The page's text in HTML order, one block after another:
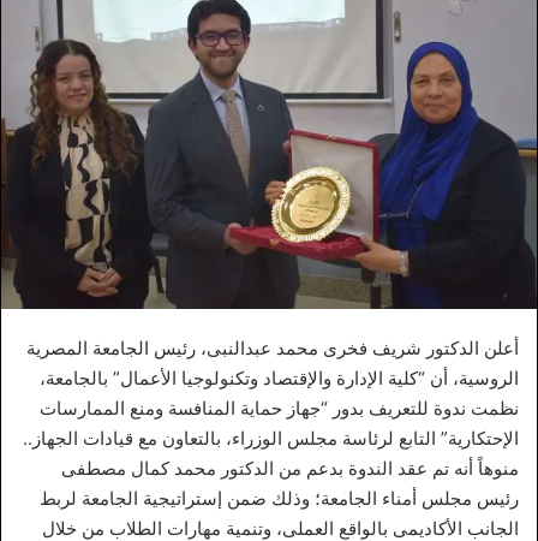
أعلن الدكتور شريف فخرى محمد عبدالنبى، رئيس الجامعة المصرية
الروسية، أن “كلية الإدارة والإقتصاد وتكنولوجيا الأعمال” بالجامعة،
نظمت ندوة للتعريف بدور “جهاز حماية المنافسة ومنع الممارسات
الإحتكارية” التابع لرئاسة مجلس الوزراء، بالتعاون مع قيادات الجهاز..
منوهاً أنه تم عقد الندوة بدعم من الدكتور محمد كمال مصطفى
رئيس مجلس أمناء الجامعة؛ وذلك ضمن إستراتيجية الجامعة لربط
الجانب الأكاديمى بالواقع العملى، وتنمية مهارات الطلاب من خلال